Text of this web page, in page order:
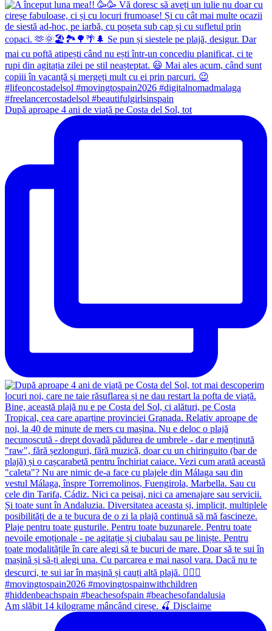
După aproape 4 ani de viață pe Costa del Sol, tot
Am slăbit 14 kilograme mâncând cireșe. 🍒 Disclaime